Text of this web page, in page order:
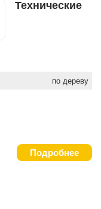
Технические
по дереву
Подробнее